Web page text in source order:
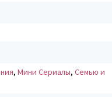
, Мини Сериалы, Семью и